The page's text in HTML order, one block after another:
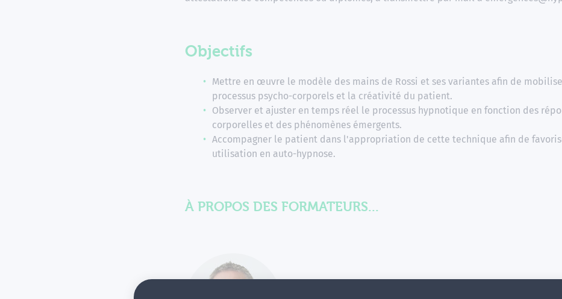
Objectifs
Mettre en œuvre le modèle des mains de Rossi et ses variantes afin de
processus psycho-corporels et la créativité du patient.
Observer et ajuster en temps réel le processus hypnotique en fonction des
corporelles et des phénomènes émergents.
Accompagner le patient dans l'appropriation de cette technique afin de
utilisation en auto-hypnose.
À PROPOS DES FORMATEURS...